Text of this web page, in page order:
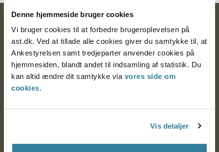
Denne hjemmeside bruger cookies
Vi bruger cookies til at forbedre brugeroplevelsen på
ast.dk. Ved at tillade alle cookies giver du samtykke til, at
Ankestyrelsen samt tredjeparter anvender cookies på
hjemmesiden, blandt andet til indsamling af statistik. Du
kan altid ændre dit samtykke via vores side om
cookies.
Vis detaljer
Ankestyrelsen
Postadresse:
Nytorv 7, 2. sal
9000 Aalborg
Ankestyrelsen København